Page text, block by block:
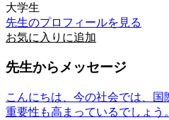
大学生
先生のプロフィールを見る
お気に入りに追加
先生からメッセージ
こんにちは、今の社会では、
重要性も高まっているでしょう。